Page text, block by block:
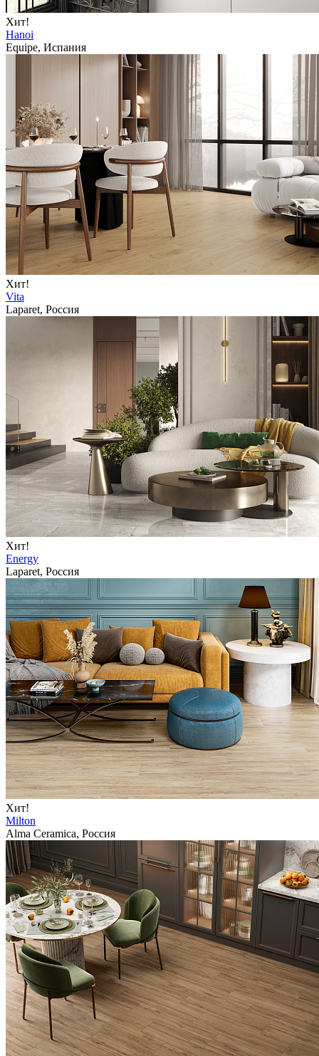
Хит!
Hanoi
Equipe, Испания
Хит!
Vita
Laparet, Россия
Хит!
Energy
Laparet, Россия
Хит!
Milton
Alma Ceramica, Россия